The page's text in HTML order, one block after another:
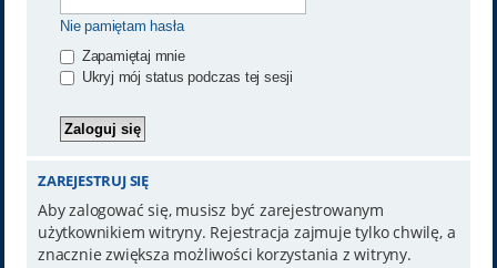
Nie pamiętam hasła
Zapamiętaj mnie
Ukryj mój status podczas tej sesji
ZAREJESTRUJ SIĘ
Aby zalogować się, musisz być zarejestrowanym
użytkownikiem witryny. Rejestracja zajmuje tylko chwilę, a
znacznie zwiększa możliwości korzystania z witryny.